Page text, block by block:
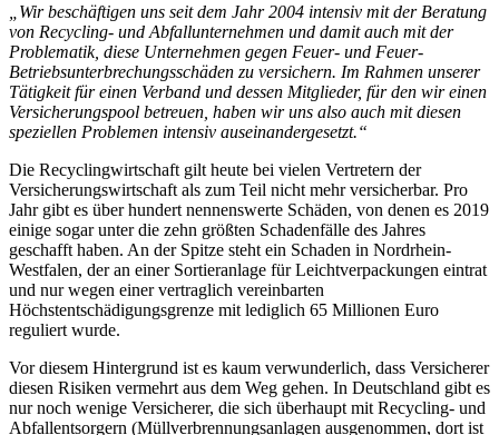
„Wir beschäftigen uns seit dem Jahr 2004 intensiv mit der Beratung
von Recycling- und Abfallunternehmen und damit auch mit der
Problematik, diese Unternehmen gegen Feuer- und Feuer-
Betriebsunterbrechungsschäden zu versichern. Im Rahmen unserer
Tätigkeit für einen Verband und dessen Mitglieder, für den wir einen
Versicherungspool betreuen, haben wir uns also auch mit diesen
speziellen Problemen intensiv auseinandergesetzt.“
Die Recyclingwirtschaft gilt heute bei vielen Vertretern der
Versicherungswirtschaft als zum Teil nicht mehr versicherbar. Pro
Jahr gibt es über hundert nennenswerte Schäden, von denen es 2019
einige sogar unter die zehn größten Schadenfälle des Jahres
geschafft haben. An der Spitze steht ein Schaden in Nordrhein-
Westfalen, der an einer Sortieranlage für Leichtverpackungen eintrat
und nur wegen einer vertraglich vereinbarten
Höchstentschädigungsgrenze mit lediglich 65 Millionen Euro
reguliert wurde.
Vor diesem Hintergrund ist es kaum verwunderlich, dass Versicherer
diesen Risiken vermehrt aus dem Weg gehen. In Deutschland gibt es
nur noch wenige Versicherer, die sich überhaupt mit Recycling- und
Abfallentsorgern (Müllverbrennungsanlagen ausgenommen, dort ist